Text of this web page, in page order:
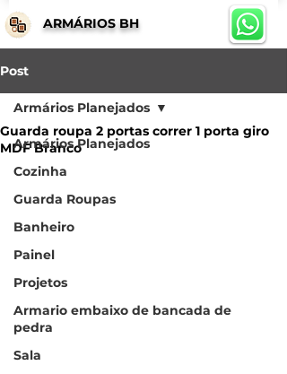
ARMÁRIOS BH
Post
Armários Planejados
Cozinha
Guarda Roupas
Banheiro
Painel
Projetos
Armario embaixo de bancada de
pedra
Sala
Armários Planejados
Guarda roupa 2 portas correr 1 porta giro
MDF Branco